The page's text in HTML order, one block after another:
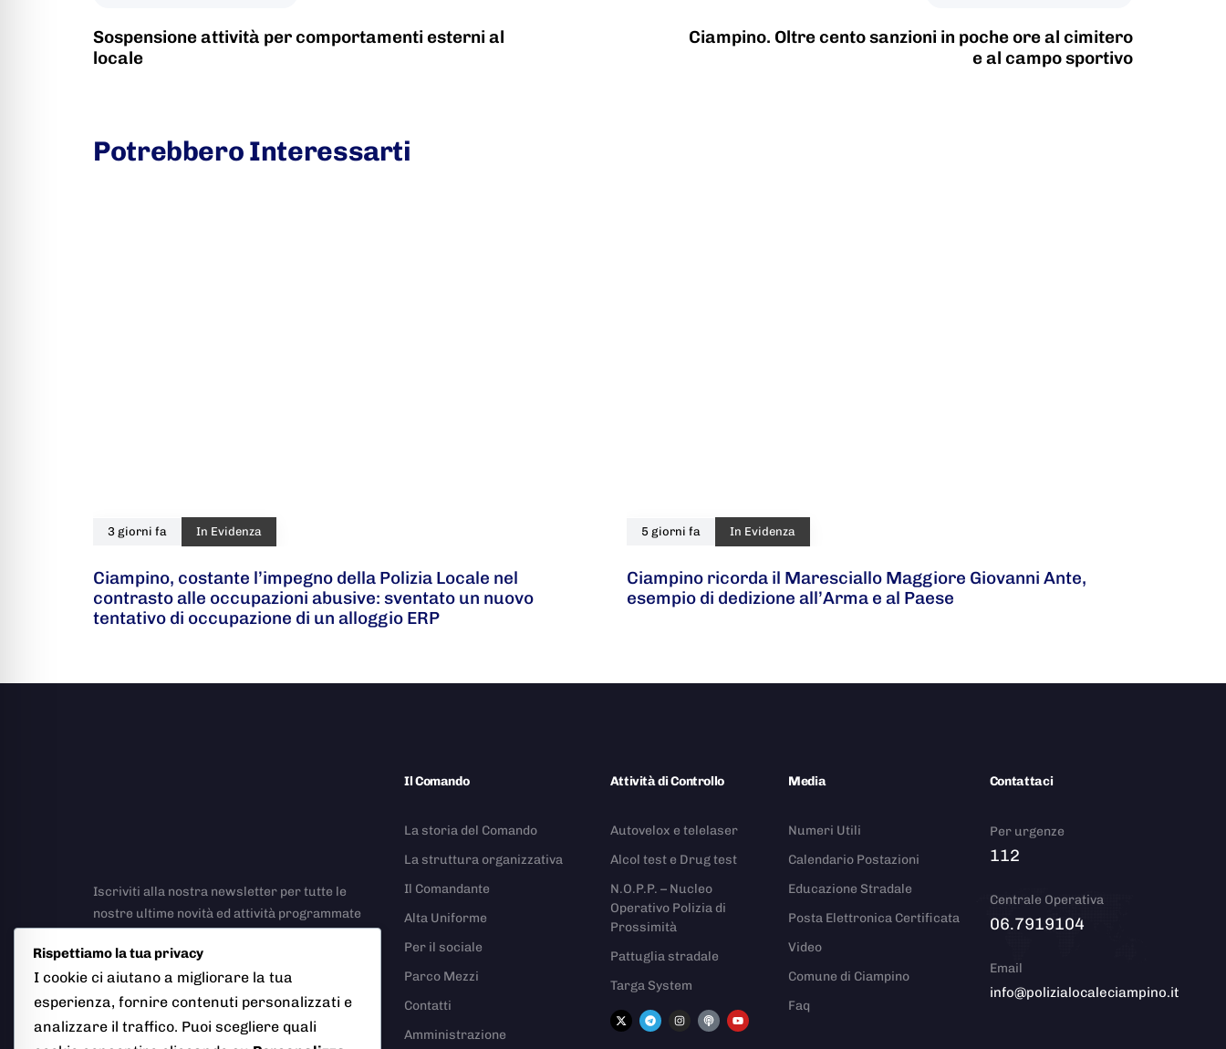
Sospensione attività per comportamenti esterni al
locale
Ciampino. Oltre cento sanzioni in poche ore al cimitero
e al campo sportivo
Potrebbero Interessarti
3 giorni fa In Evidenza
Ciampino, costante l’impegno della Polizia Locale nel
contrasto alle occupazioni abusive: sventato un nuovo
tentativo di occupazione di un alloggio ERP
5 giorni fa In Evidenza
Ciampino ricorda il Maresciallo Maggiore Giovanni Ante,
esempio di dedizione all’Arma e al Paese
Iscriviti alla nostra newsletter per tutte le
nostre ultime novità ed attività programmate
Richiesta Rapporto Incidente Stradale
Il Comando
La storia del Comando
La struttura organizzativa
Il Comandante
Alta Uniforme
Per il sociale
Parco Mezzi
Contatti
Amministrazione
Attività di Controllo
Autovelox e telelaser
Alcol test e Drug test
N.O.P.P. – Nucleo
Operativo Polizia di
Prossimità
Pattuglia stradale
Targa System
Media
Numeri Utili
Calendario Postazioni
Educazione Stradale
Posta Elettronica Certificata
Video
Comune di Ciampino
Faq
Contattaci
Per urgenze
112
Centrale Operativa
06.7919104
Email
info@polizialocaleciampino.it
Rispettiamo la tua privacy
I cookie ci aiutano a migliorare la tua
esperienza, fornire contenuti personalizzati e
analizzare il traffico. Puoi scegliere quali